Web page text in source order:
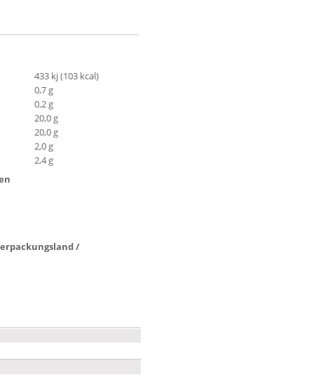
433 kj (103 kcal)
0,7 g
0,2 g
20,0 g
20,0 g
2,0 g
2,4 g
/